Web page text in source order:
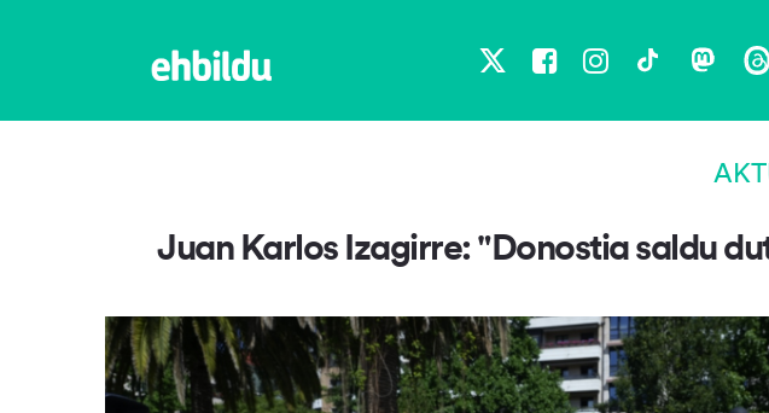
X Facebook
Instagram
TikTok
Juan Karlos Izagirre: "Donostia saldu